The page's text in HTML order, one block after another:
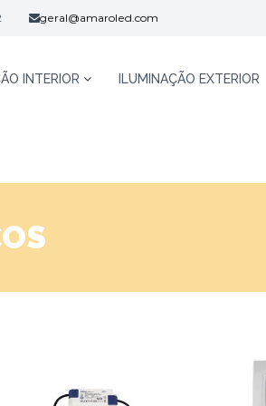
geral@amaroled.com
INTERIOR ILUMINAÇÃO EXTERIOR